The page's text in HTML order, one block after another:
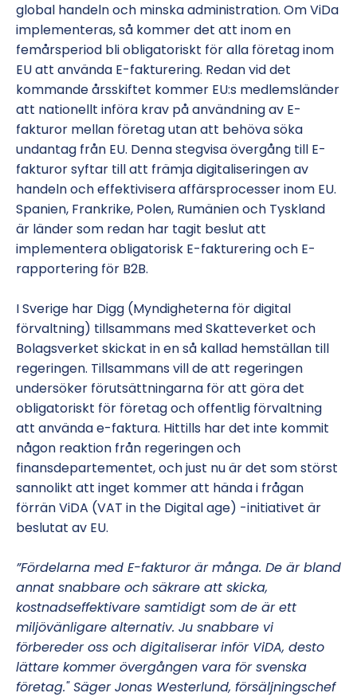
global handeln och minska administration. Om ViDa
implementeras, så kommer det att inom en
femårsperiod bli obligatoriskt för alla företag inom
EU att använda E-fakturering. Redan vid det
kommande årsskiftet kommer EU:s medlemsländer
att nationellt införa krav på användning av E-
fakturor mellan företag utan att behöva söka
undantag från EU. Denna stegvisa övergång till E-
fakturor syftar till att främja digitaliseringen av
handeln och effektivisera affärsprocesser inom EU.
Spanien, Frankrike, Polen, Rumänien och Tyskland
är länder som redan har tagit beslut att
implementera obligatorisk E-fakturering och E-
rapportering för B2B.
I Sverige har Digg (Myndigheterna för digital
förvaltning) tillsammans med Skatteverket och
Bolagsverket skickat in en så kallad hemställan till
regeringen. Tillsammans vill de att regeringen
undersöker förutsättningarna för att göra det
obligatoriskt för företag och offentlig förvaltning
att använda e-faktura. Hittills har det inte kommit
någon reaktion från regeringen och
finansdepartementet, och just nu är det som störst
sannolikt att inget kommer att hända i frågan
förrän ViDA (VAT in the Digital age) -initiativet är
beslutat av EU.
”Fördelarna med E-fakturor är många. De är bland
annat snabbare och säkrare att skicka,
kostnadseffektivare samtidigt som de är ett
miljövänligare alternativ. Ju snabbare vi
förbereder oss och digitaliserar inför ViDA, desto
lättare kommer övergången vara för svenska
företag." Säger Jonas Westerlund, försäljningschef